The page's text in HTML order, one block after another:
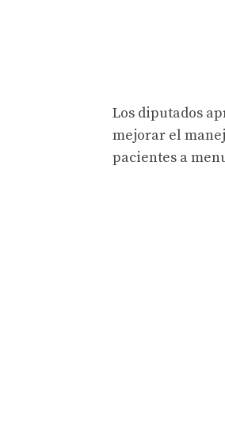
Los diputados
mejorar el
pacientes a